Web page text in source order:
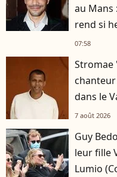
au Mans
rend si
07:58
Stromae
dans le
7 août 2026
Guy
leur fille
Lumio